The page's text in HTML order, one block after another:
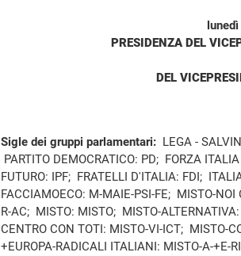
PRESIDENZA DEL
DEL
Sigle dei gruppi parlamentari: LEGA -
PARTITO DEMOCRATICO: PD; FORZA
FUTURO: IPF; FRATELLI D'ITALIA: FDI;
FACCIAMOECO: M-MAIE-PSI-FE; MISTO-
R-AC; MISTO: MISTO; MISTO-
CENTRO CON TOTI: MISTO-VI-ICT; MISTO-
+EUROPA-RADICALI ITALIANI: MISTO-A-+E-